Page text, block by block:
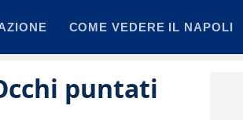
COME VEDERE IL NAPOLI
puntati